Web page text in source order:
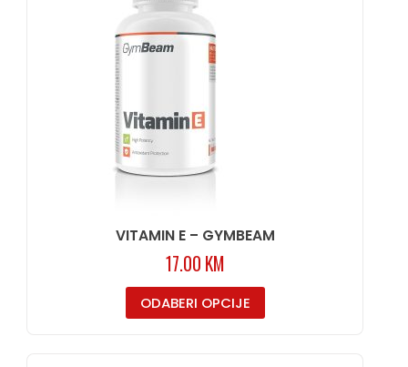
VITAMIN E – GYMBEAM
17.00 KM
ODABERI OPCIJE